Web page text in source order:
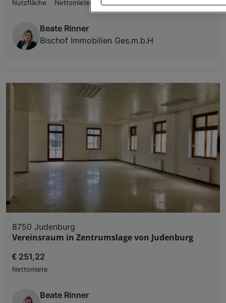
Nutzfläche
Nettomiete
Beate Rinner
Bischof Immobilien Ges.m.b.H
8750 Judenburg
Vereinsraum in Zentrumslage von Judenburg
€ 251,22
Nettomiete
Beate Rinner
Verwendung genauer Standortdaten.